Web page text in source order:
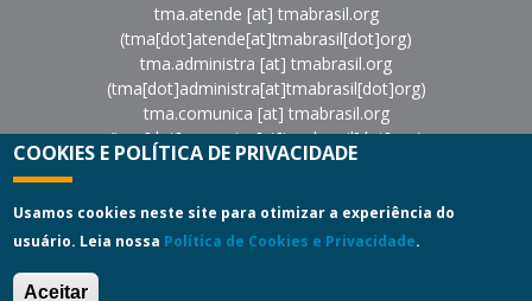
tma.atende [at] tmabrasil.org
(tma[dot]atende[at]tmabrasil[dot]org)
tma.administra [at] tmabrasil.org
(tma[dot]administra[at]tmabrasil[dot]org)
tma.comunica [at] tmabrasil.org
(tma[dot]comunica[at]tmabrasil[dot]org)
eventos [at]tmabrasil.org(eventos[at]tmabrasil[dot]org)
Política de Privacidade|Termos de Uso
Copyright © 2022Turnaround Management Association do
COOKIES E POLÍTICA DE PRIVACIDADE
Usamos cookies neste site para otimizar a experiência do
usuário. Leia nossa Política de Cookies e Privacidade.
Aceitar